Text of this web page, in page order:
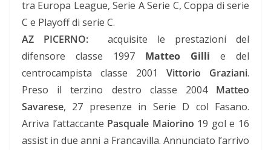
tra Europa League, Serie A Serie C, Coppa di serie
C e Playoff di serie C.
AZ PICERNO:
acquisite le prestazioni del
difensore classe 1997 Matteo Gilli e del
centrocampista classe 2001 Vittorio Graziani.
Preso il terzino destro classe 2004 Matteo
Savarese, 27 presenze in Serie D col Fasano.
Arriva l’attaccante Pasquale Maiorino 19 gol e 16
assist in due anni a Francavilla. Annunciato l’arrivo